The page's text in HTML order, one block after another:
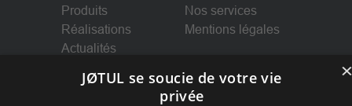
Produits
Réalisations
Actualités
Nos services
Mentions légales
JØTUL se soucie de votre vie
privée